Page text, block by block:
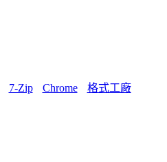
7-Zip Chrome 格式工廠